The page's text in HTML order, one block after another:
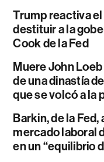
Trump reactiva
destituir a la
Cook de la Fed
Muere John
de una dinastía
que se volcó a la
Barkin, de la
mercado laboral
en un “equilibrio